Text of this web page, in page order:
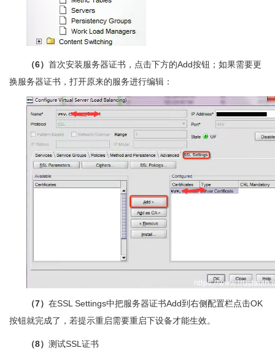
（6） 首次安装服务器证书，点击下方的Add按钮；如果需要更
换服务器证书，打开原来的服务进行编辑：
（7） 在SSL Settings中把服务器证书Add到右侧配置栏点击OK
按钮就完成了，若提示重启需要重启下设备才能生效。
（8） 测试SSL证书